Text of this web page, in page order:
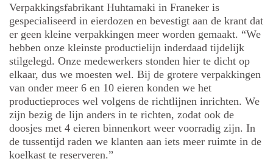
Verpakkingsfabrikant Huhtamaki in Franeker is
gespecialiseerd in eierdozen en bevestigt aan de krant dat
er geen kleine verpakkingen meer worden gemaakt. “We
hebben onze kleinste productielijn inderdaad tijdelijk
stilgelegd. Onze medewerkers stonden hier te dicht op
elkaar, dus we moesten wel. Bij de grotere verpakkingen
van onder meer 6 en 10 eieren konden we het
productieproces wel volgens de richtlijnen inrichten. We
zijn bezig de lijn anders in te richten, zodat ook de
doosjes met 4 eieren binnenkort weer voorradig zijn. In
de tussentijd raden we klanten aan iets meer ruimte in de
koelkast te reserveren.”